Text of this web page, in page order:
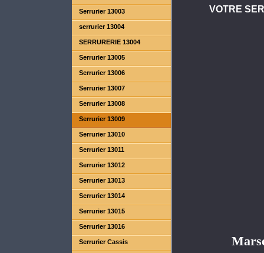
Serrurier 13003
serrurier 13004
SERRURERIE 13004
MARSEILLE
Serrurier 13005
Serrurier 13006
Serrurier 13007
Serrurier 13008
Serrurier 13009
Serrurier 13010
Serrurier 13011
Serrurier 13012
Serrurier 13013
Serrurier 13014
Serrurier 13015
Serrurier 13016
Serrurier Cassis
VOTRE